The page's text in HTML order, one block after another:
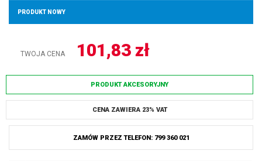
PRODUKT NOWY
TWOJA CENA 101,83 zł
PRODUKT AKCESORYJNY
CENA ZAWIERA 23% VAT
ZAMÓW PRZEZ TELEFON: 799 360 021